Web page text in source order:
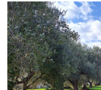
INDIPENDENTI
LOFT
MANSARDE
VILLE
STANZE
RUSTICI E
CASALI
GESTIONE